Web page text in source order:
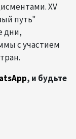
XV
путь"
дни,
с участием
, и будьте